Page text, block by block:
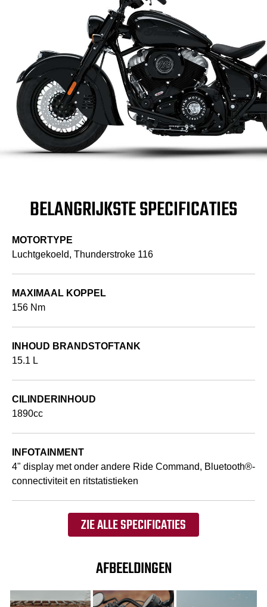
BELANGRIJKSTE SPECIFICATIES
MOTORTYPE
Luchtgekoeld, Thunderstroke 116
MAXIMAAL KOPPEL
156 Nm
INHOUD BRANDSTOFTANK
15.1 L
CILINDERINHOUD
1890cc
INFOTAINMENT
4" display met onder andere Ride Command, Bluetooth®-
connectiviteit en ritstatistieken
ZIE ALLE SPECIFICATIES
AFBEELDINGEN